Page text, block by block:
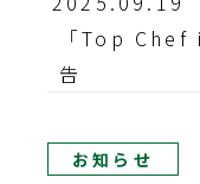
「Top Chef
告
お知らせ